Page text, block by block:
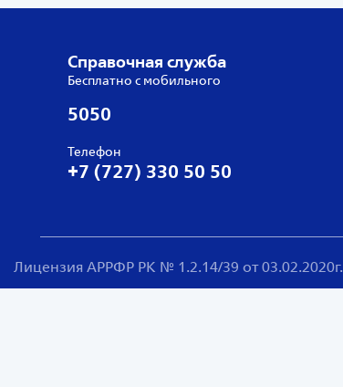
Справочная служба
Бесплатно с мобильного
5050
Телефон
+7 (727) 330 50 50
Лицензия АРРФР РК № 1.2.14/39 от 03.02.2020г.